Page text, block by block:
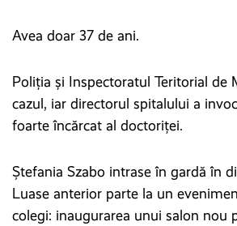
Avea doar 37 de ani.
Poliția și Inspectoratul Teritorial de
cazul, iar directorul spitalului a
foarte încărcat al doctoriței.
Ștefania Szabo intrase în gardă în
Luase anterior parte la un
colegi: inaugurarea unui salon nou